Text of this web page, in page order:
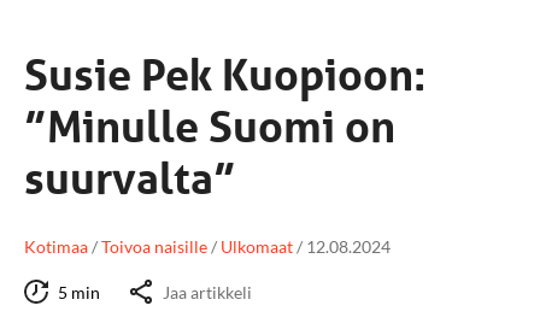
Susie Pek Kuopioon:
”Minulle Suomi on
suurvalta”
Kotimaa/Toivoa naisille/ Ulkomaat/ 12.08.2024
5 min Jaa artikkeli